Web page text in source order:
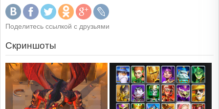
Поделитесь ссылкой с друзьями
Скриншоты